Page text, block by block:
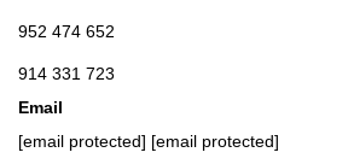
952 474 652
914 331 723
Email
[email protected] [email protected]